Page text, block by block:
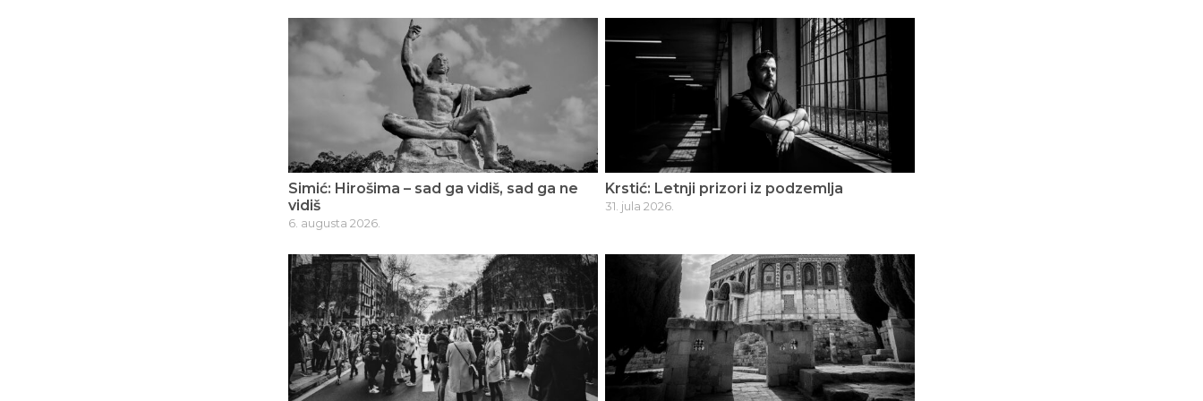
Simić: Hirošima – sad ga vidiš, sad ga ne
vidiš
6. augusta 2026.
Krstić: Letnji prizori iz podzemlja
31. jula 2026.